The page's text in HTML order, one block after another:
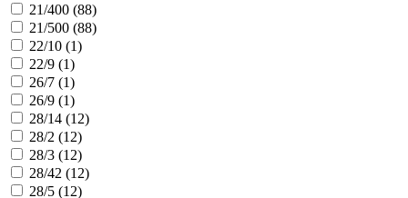
21/400 (88)
21/500 (88)
22/10 (1)
22/9 (1)
26/7 (1)
26/9 (1)
28/14 (12)
28/2 (12)
28/3 (12)
28/42 (12)
28/5 (12)